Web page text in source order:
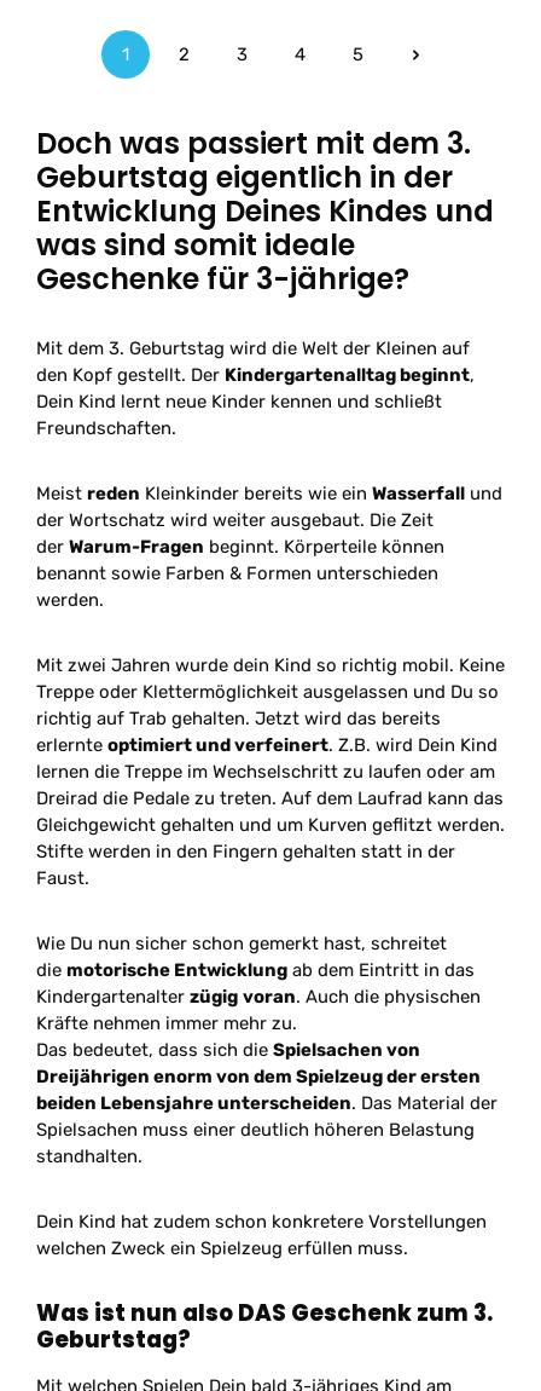
Seite
1
Seite
2
Seite
3
Seite
4
Seite
5
Doch was passiert mit dem 3.
Geburtstag eigentlich in der
Entwicklung Deines Kindes und
was sind somit ideale
Geschenke für 3-jährige?
Mit dem 3. Geburtstag wird die Welt der Kleinen auf
den Kopf gestellt. Der Kindergartenalltag beginnt,
Dein Kind lernt neue Kinder kennen und schließt
Freundschaften.
Meist reden Kleinkinder bereits wie ein Wasserfall und
der Wortschatz wird weiter ausgebaut. Die Zeit
der Warum-Fragen beginnt. Körperteile können
benannt sowie Farben & Formen unterschieden
werden.
Mit zwei Jahren wurde dein Kind so richtig mobil. Keine
Treppe oder Klettermöglichkeit ausgelassen und Du so
richtig auf Trab gehalten. Jetzt wird das bereits
erlernte optimiert und verfeinert. Z.B. wird Dein Kind
lernen die Treppe im Wechselschritt zu laufen oder am
Dreirad die Pedale zu treten. Auf dem Laufrad kann das
Gleichgewicht gehalten und um Kurven geflitzt werden.
Stifte werden in den Fingern gehalten statt in der
Faust.
Wie Du nun sicher schon gemerkt hast, schreitet
die motorische Entwicklung ab dem Eintritt in das
Kindergartenalter zügig voran. Auch die physischen
Kräfte nehmen immer mehr zu.
Das bedeutet, dass sich die Spielsachen von
Dreijährigen enorm von dem Spielzeug der ersten
beiden Lebensjahre unterscheiden. Das Material der
Spielsachen muss einer deutlich höheren Belastung
standhalten.
Dein Kind hat zudem schon konkretere Vorstellungen
welchen Zweck ein Spielzeug erfüllen muss.
Was ist nun also DAS Geschenk zum 3.
Geburtstag?
Mit welchen Spielen Dein bald 3-jähriges Kind am